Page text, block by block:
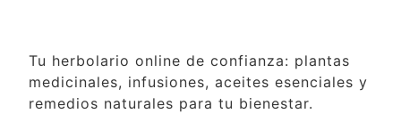
Tu herbolario online de confianza: plantas
medicinales, infusiones, aceites esenciales y
remedios naturales para tu bienestar.